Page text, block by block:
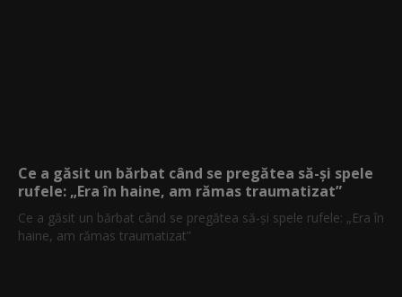
Ce a găsit un bărbat când se pregătea să-și spele
rufele: „Era în haine, am rămas traumatizat”
Ce a găsit un bărbat când se pregătea să-și spele rufele: „Era în
haine, am rămas traumatizat”